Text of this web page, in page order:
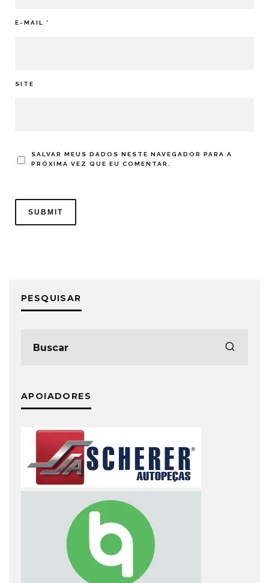
E-MAIL *
SITE
SALVAR MEUS DADOS NESTE NAVEGADOR PARA A
PRÓXIMA VEZ QUE EU COMENTAR.
PESQUISAR
APOIADORES